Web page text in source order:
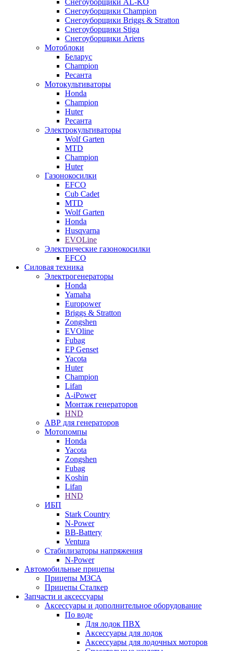
Снегоуборщики AL-KO
Снегоуборщики Champion
Снегоуборщики Briggs & Stratton
Снегоуборщики Stiga
Снегоуборщики Ariens
Мотоблоки
Беларус
Champion
Ресанта
Мотокультиваторы
Honda
Champion
Huter
Ресанта
Электрокультиваторы
Wolf Garten
MTD
Champion
Huter
Газонокосилки
EFCO
Cub Cadet
MTD
Wolf Garten
Honda
Husqvarna
EVOLine
Электрические газонокосилки
EFCO
Силовая техника
Электрогенераторы
Honda
Yamaha
Europower
Briggs & Stratton
Zongshen
EVOline
Fubag
EP Genset
Yacota
Huter
Champion
Lifan
A-iPower
Монтаж генераторов
HND
АВР для генераторов
Мотопомпы
Honda
Yacota
Zongshen
Fubag
Koshin
Lifan
HND
ИБП
Stark Country
N-Power
BB-Battery
Ventura
Стабилизаторы напряжения
N-Power
Автомобильные прицепы
Прицепы МЗСА
Прицепы Сталкер
Запчасти и аксессуары
Аксессуары и дополнительное оборудование
По воде
Для лодок ПВХ
Аксессуары для лодок
Аксессуары для лодочных моторов